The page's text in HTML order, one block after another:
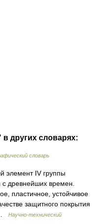
других словарях:
словарь
элемент IV группы
с древнейших времен.
пластичное, устойчивое
защитного покрытия
Научно-технический